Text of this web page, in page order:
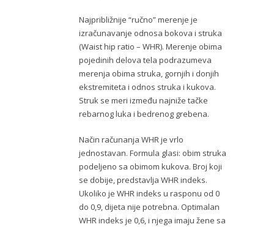
Najpribližnije “ručno” merenje je
izračunavanje odnosa bokova i struka
(Waist hip ratio – WHR). Merenje obima
pojedinih delova tela podrazumeva
merenja obima struka, gornjih i donjih
ekstremiteta i odnos struka i kukova.
Struk se meri između najniže tačke
rebarnog luka i bedrenog grebena.
Način računanja WHR je vrlo
jednostavan. Formula glasi: obim struka
podeljeno sa obimom kukova. Broj koji
se dobije, predstavlja WHR indeks.
Ukoliko je WHR indeks u rasponu od 0
do 0,9, dijeta nije potrebna. Optimalan
WHR indeks je 0,6, i njega imaju žene sa